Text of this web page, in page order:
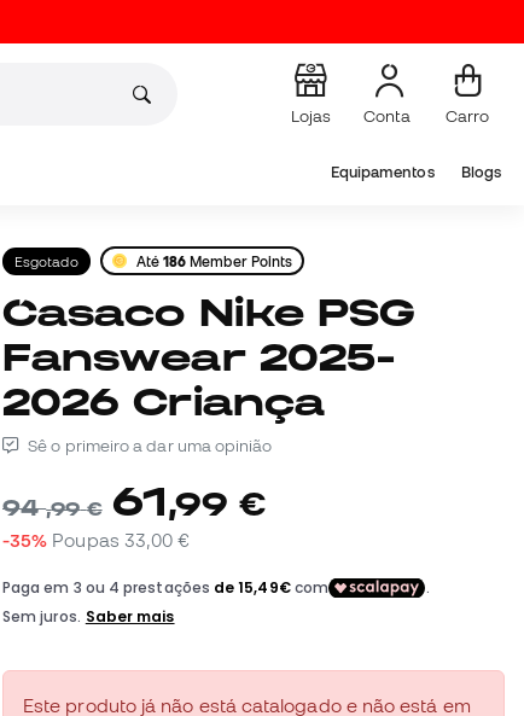
Lojas Conta Carro
Equipamentos Blogs
Esgotado Até 186 Member Points
Casaco Nike PSG
Fanswear 2025-
2026 Criança
Sê o primeiro a dar uma opinião
94,99 € 61,99 €
-35% Poupas 33,00 €
Este produto já não está catalogado e não está em